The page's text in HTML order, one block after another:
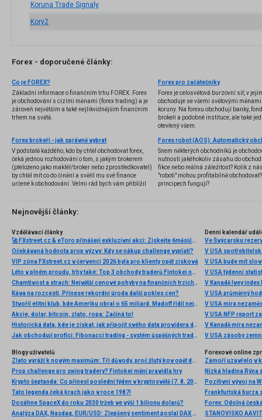
Koruna Trade Signaly
Kory2
Forex - doporučené články:
Co je FOREX?
Základní informace o finančním trhu FOREX. Forex
je obchodování s cizími měnami (forex trading) a je
zároveň největším a také nejlikvidnějším finančním
trhem na světě.
Forex pro začátečníky
Forex je celosvětová burzovní síť, v
obchoduje se všemi světovými
koruny. Na forexu obchodují banky,
brokeři a podobné instituce, ale také
otevřený všem.
Forex brokeři - jak správně vybrat
V podstatě každého, kdo by chtěl obchodovat forex,
čeká jednou rozhodování o tom, s jakým brokerem
(přeloženo jako makléř/broker nebo zprostředkovatel)
by chtěl mít co do činění a svěřil mu své finance
určené k obchodování. Velmi rád bych vám přiblížil
několik příkladů nejznámějších z nich.
Snem některých obchodníků je
nutnosti jakéhokoliv zásahu do
fikce nebo reálná záležitost? Kolik z
"roboti" mohou profitabilně
principech fungují?
Nejnovější články:
Vzdělávací články
🚀 FXstreet.cz & eToro přinášejí exkluzivní akci: Získejte 6měsíční členství ve VIP zóně ZDARMA
Očekávaná hodnota prop výzvy: Kdy se nákup challenge vyplatí?
VIP zóna FXstreet.cz v červenci 2026 byla pro klienty opět zisková
Léto v plném proudu, trhy také: Top 3 obchody traderů Fintokei na indexech a zlatě
Chamtivost a strach: Největší cenové pohyby na finančních trzích (červenec 2026)
Káva na rozcestí. Přinese rekordní úroda další pokles cen?
Stvořil elitní klub, kde Ameriku obral o 65 miliard. Madoff řídil největší Ponzi dějin
Akcie, dolar, bitcoin, zlato, ropa: Začíná to!
Historická data, kde je získat, jak připojit svého data providera do MultiCharts a proč je budeme potřebovat? (4. díl)
Jak obchodují profíci: Fibonacci trading - systém úspěšných traderů
Denní kalendář
Ve Švýcarsku
V USA
V USA bude mít
V USA týdenní
V Kanadě Ivey index
V USA průměrný
V USA míra
V USA NFP report
V Kanadě míra
V USA zásoby
Blogy uživatelů
Zlato vyráží k novým maximům: Tři důvody, proč žlutý kov opět dominuje
Prop challenge pro swing tradery? Fintokei mění pravidla hry
Krypto šeptanda: Co přinesl poslední týden v kryptosvětě (7. 8. 2026)
Tato legenda čeká krach jako v roce 1987!
Dosáhne SpaceX do roku 2030 tržeb ve výši 1 bilionu dolarů?
Analýza DAX, Nasdaq, EUR/USD: Zlepšený sentiment poslal DAX na nová maxima
Forexové online
Nízká hladina
Pozitivní vývoj na
Frankfurtská burza